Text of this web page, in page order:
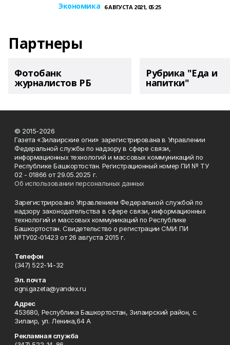
Экономика 6 АВГУСТА 2021, 05:25
Партнеры
Фотобанк
журналистов РБ
Рубрика "Еда и
напитки"
© 2015-2026
Газета «Зилаирские огни» зарегистрирована в Управлении
Федеральной службы по надзору в сфере связи,
информационных технологий и массовых коммуникаций по
Республике Башкортостан. Регистрационный номер ПИ № ТУ
02 - 01866 от 29.05.2025 г.
Об использовании персональных данных
Зарегистрировано Управлением Федеральной службой по
надзору законодательства в сфере связи, информационных
технологий и массовых коммуникаций по Республике
Башкортостан. Свидетельство о регистрации СМИ: ПИ
№ТУ02-01423 от 26 августа 2015 г.
Телефон
(347) 522-14-32
Эл. почта
ogni.gazeta@yandex.ru
Адрес
453680, Республика Башкортостан, Зилаирский район, с.
Зилаир, ул. Ленина,64 А
Рекламная служба